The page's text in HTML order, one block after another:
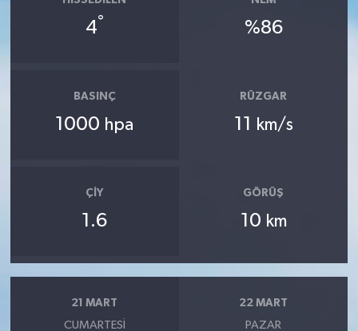
4° %86
BASINÇ
1000 hpa
RÜZGAR
11 km/s
ÇIY
1.6
GÖRÜŞ
10 km
21 MART
CUMARTESI
22 MART
PAZAR